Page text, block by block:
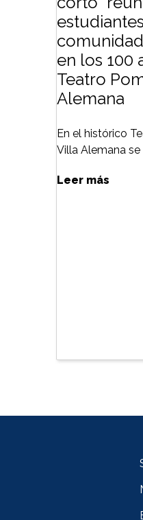
en los 100
Teatro
Alemana
En el histórico
Villa Alemana
Leer más